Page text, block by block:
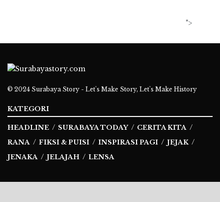
">
© 2024 Surabaya Story - Let's Make Story, Let's Make History
KATEGORI
HEADLINE SURABAYA TODAY
CERITA KITA
RANA
FIKSI & PUISI INSPIRASI PAGI
JEJAK
JENAKA
JELAJAH LENSA